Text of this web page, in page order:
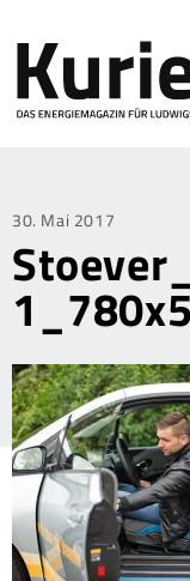
Posted
on
30. Mai 2017